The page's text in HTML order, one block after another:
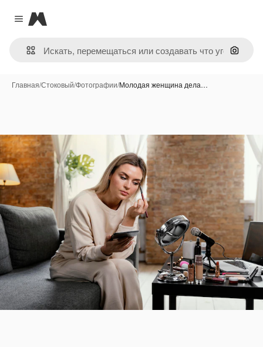
Close menu
Magnific
Поиск
Главная/Стоковый/Фотографии/Молодая женщина дела…